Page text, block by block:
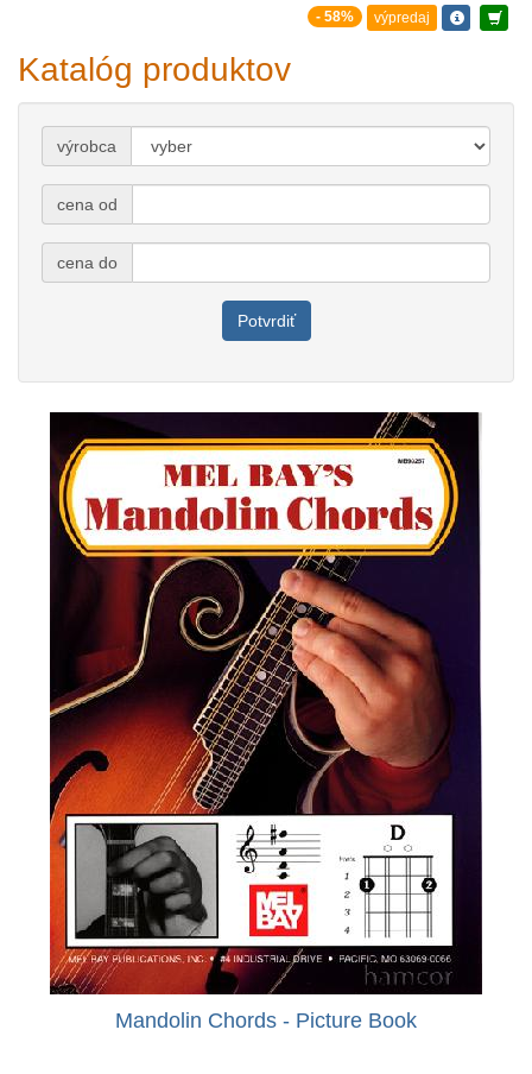
- 58% výpredaj
Katalóg produktov
výrobca
cena od
cena do
Potvrdiť
Mandolin Chords - Picture Book